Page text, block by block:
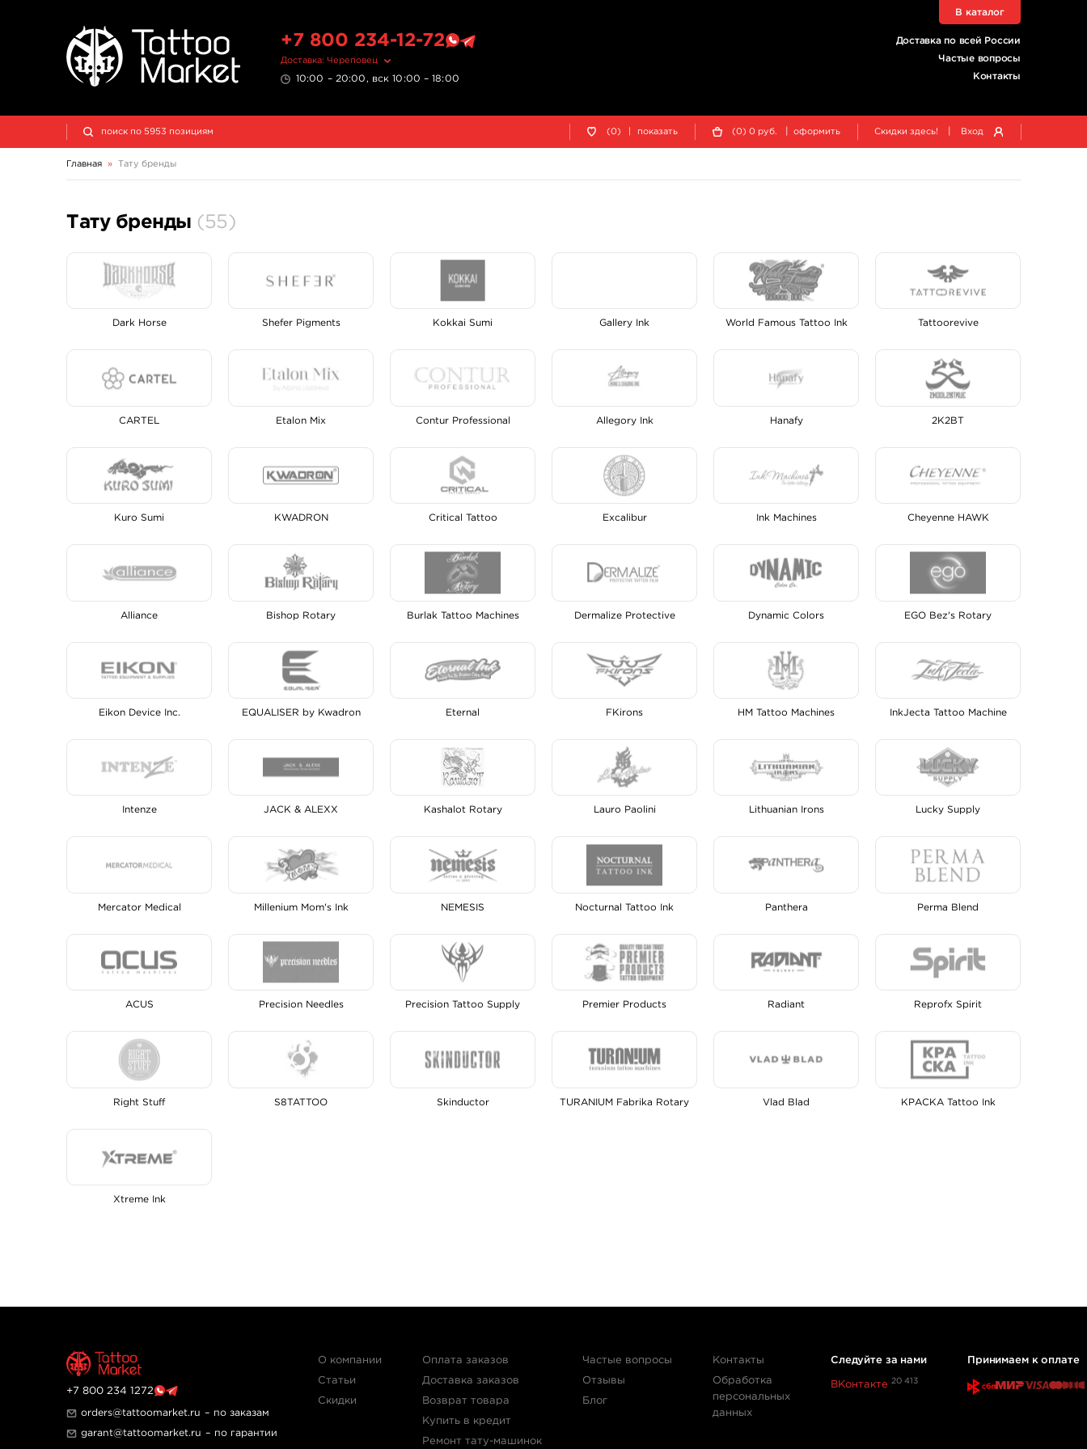
+7 800 234-12-72
Доставка: Череповец
10:00 – 20:00, вск 10:00 – 18:00
Доставка по всей России
Частые вопросы
Контакты
В каталог
(0) показать (0) 0 руб. оформить Скидки здесь! Вход
Главная » Тату бренды
Тату бренды (55)
Dark Horse Shefer Pigments Kokkai Sumi Gallery Ink World Famous Tattoo Ink Tattoorevive
CARTEL Etalon Mix Contur Professional Allegory Ink Hanafy 2K2BT
Kuro Sumi KWADRON Critical Tattoo Excalibur Ink Machines Cheyenne HAWK
Alliance Bishop Rotary Burlak Tattoo Machines Dermalize Protective Dynamic Colors EGO Bez's Rotary
Eikon Device Inc. EQUALISER by Kwadron Eternal FKirons HM Tattoo Machines InkJecta Tattoo Machine
Intenze JACK & ALEXX Kashalot Rotary Lauro Paolini Lithuanian Irons Lucky Supply
Mercator Medical Millenium Mom's Ink NEMESIS Nocturnal Tattoo Ink Panthera Perma Blend
ACUS Precision Needles Precision Tattoo Supply Premier Products Radiant Reprofx Spirit
Right Stuff S8TATTOO Skinductor TURANIUM Fabrika Rotary Vlad Blad КРАСКА Tattoo Ink
Xtreme Ink
+7 800 234 1272
orders@tattoomarket.ru – по заказам
garant@tattoomarket.ru – по гарантии
О компании
Статьи
Скидки
Оплата заказов
Доставка заказов
Возврат товара
Купить в кредит
Ремонт тату-машинок
Частые вопросы
Отзывы
Блог
Контакты
Обработка
персональных
данных
Следуйте за нами
ВКонтакте 20 413
Принимаем к оплате